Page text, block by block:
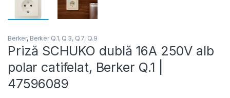
Berker, Berker Q.1, Q.3, Q.7, Q.9
Priză SCHUKO dublă 16A 250V alb
polar catifelat, Berker Q.1 |
47596089